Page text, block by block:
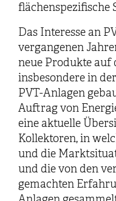
flächenspezifische
Das Interesse an
vergangenen
neue Produkte auf
insbesondere in
PVT-Anlagen
Auftrag von
eine aktuelle
Kollektoren, in
und die
und die von den
gemachten